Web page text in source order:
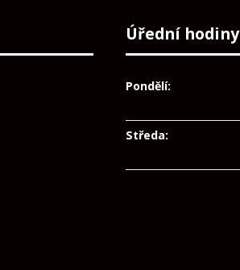
Úřední hodiny
Pondělí:
Středa: